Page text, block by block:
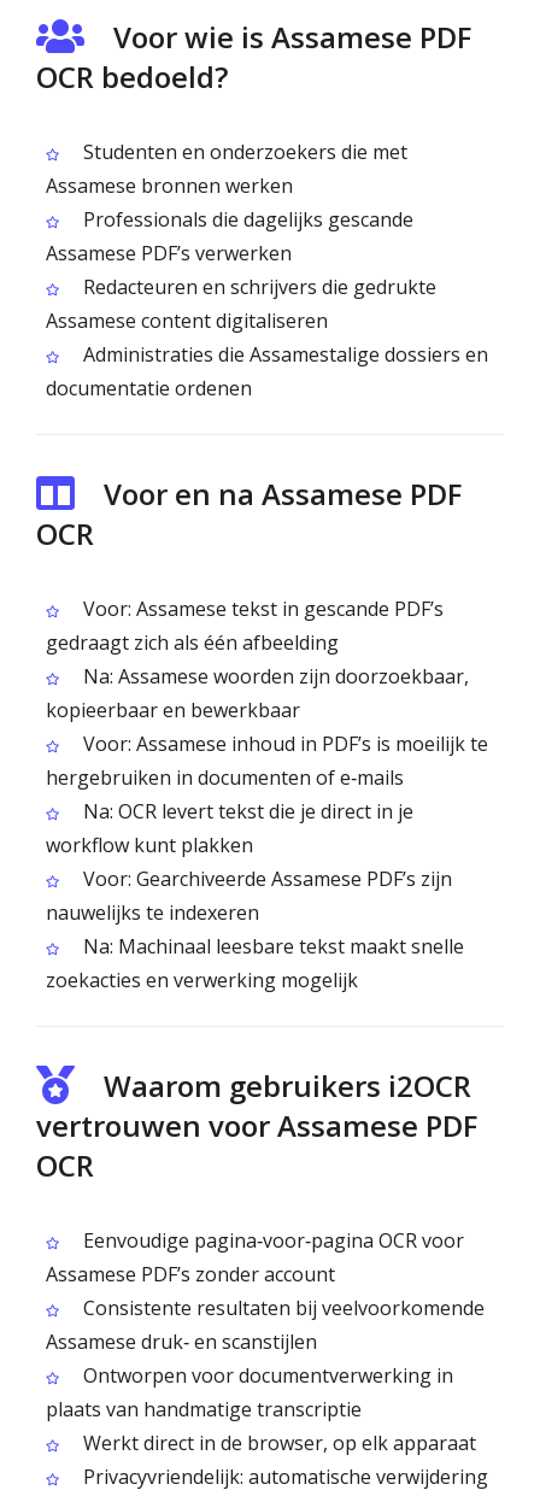
Voor wie is Assamese PDF
OCR bedoeld?
Studenten en onderzoekers die met
Assamese bronnen werken
Professionals die dagelijks gescande
Assamese PDF’s verwerken
Redacteuren en schrijvers die gedrukte
Assamese content digitaliseren
Administraties die Assamestalige dossiers en
documentatie ordenen
Voor en na Assamese PDF
OCR
Voor: Assamese tekst in gescande PDF’s
gedraagt zich als één afbeelding
Na: Assamese woorden zijn doorzoekbaar,
kopieerbaar en bewerkbaar
Voor: Assamese inhoud in PDF’s is moeilijk te
hergebruiken in documenten of e‑mails
Na: OCR levert tekst die je direct in je
workflow kunt plakken
Voor: Gearchiveerde Assamese PDF’s zijn
nauwelijks te indexeren
Na: Machinaal leesbare tekst maakt snelle
zoekacties en verwerking mogelijk
Waarom gebruikers i2OCR
vertrouwen voor Assamese PDF
OCR
Eenvoudige pagina‑voor‑pagina OCR voor
Assamese PDF’s zonder account
Consistente resultaten bij veelvoorkomende
Assamese druk‑ en scanstijlen
Ontworpen voor documentverwerking in
plaats van handmatige transcriptie
Werkt direct in de browser, op elk apparaat
Privacyvriendelijk: automatische verwijdering